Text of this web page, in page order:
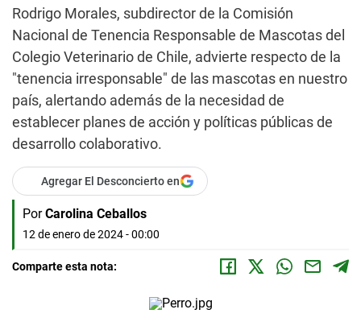
Rodrigo Morales, subdirector de la Comisión
Nacional de Tenencia Responsable de Mascotas del
Colegio Veterinario de Chile, advierte respecto de la
"tenencia irresponsable" de las mascotas en nuestro
país, alertando además de la necesidad de
establecer planes de acción y políticas públicas de
desarrollo colaborativo.
Agregar El Desconcierto en
Por Carolina Ceballos
12 de enero de 2024 - 00:00
Comparte esta nota: